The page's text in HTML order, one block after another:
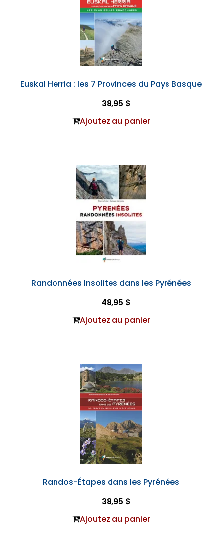
Euskal Herria : les 7 Provinces du Pays Basque
38,95 $
Ajoutez au panier
Randonnées Insolites dans les Pyrénées
48,95 $
Ajoutez au panier
Randos-Étapes dans les Pyrénées
38,95 $
Ajoutez au panier